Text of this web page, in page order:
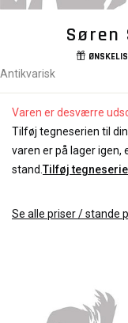
Søren
Antikvarisk
Varen er desværre
Tilføj tegneserien til
varen er på lager igen,
stand. Tilføj
Se alle priser / stande